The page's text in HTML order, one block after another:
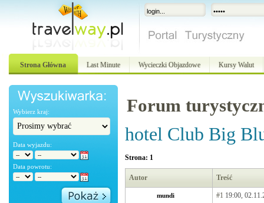
Strona Główna Last Minute Wycieczki Objazdowe Kursy Walut
Wybierz kraj:
Data wyjazdu:
Data powrotu:
Forum
hotel Club Big
Strona: 1
Autor Treść
mundi #1 19:00,